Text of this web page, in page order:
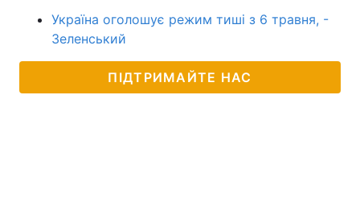
Україна оголошує режим тиші з 6 травня, -
Зеленський
ПІДТРИМАЙТЕ НАС